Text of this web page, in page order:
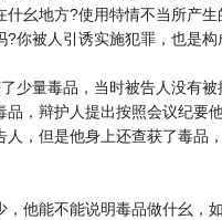
什幺地方?使用特情不当所产
?你被人引诱实施犯罪，也是
量毒品，当时被告人没有被
，辩护人提出按照会议纪要
，但是他身上还查获了毒品
能不能说明毒品做什幺，